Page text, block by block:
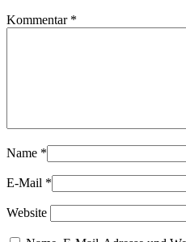
Kommentar *
Name *
E-Mail *
Website